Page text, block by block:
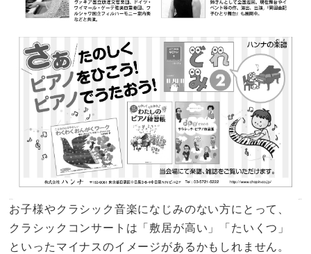
お子様やクラシック音楽になじみのない方にとって、
クラシックコンサートは「敷居が高い」「たいくつ」
といったマイナスのイメージがあるかもしれません。